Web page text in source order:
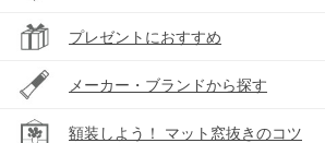
プレゼントにおすすめ
メーカー・ブランドから探す
額装しよう！ マット窓抜きのコツ